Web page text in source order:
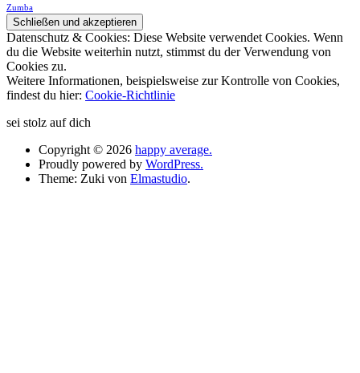
Zumba
Datenschutz & Cookies: Diese Website verwendet Cookies. Wenn
du die Website weiterhin nutzt, stimmst du der Verwendung von
Cookies zu.
Weitere Informationen, beispielsweise zur Kontrolle von Cookies,
findest du hier: Cookie-Richtlinie
sei stolz auf dich
Copyright © 2026 happy average.
Proudly powered by WordPress.
Theme: Zuki von Elmastudio.